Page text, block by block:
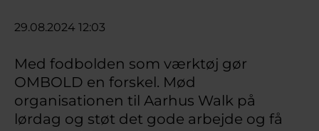
29.08.2024 12:03
Med fodbolden som værktøj gør
OMBOLD en forskel. Mød
organisationen til Aarhus Walk på
lørdag og støt det gode arbejde og få